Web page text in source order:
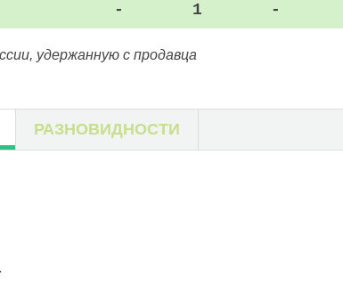
- 1 -
удержанную с продавца
РАЗНОВИДНОСТИ